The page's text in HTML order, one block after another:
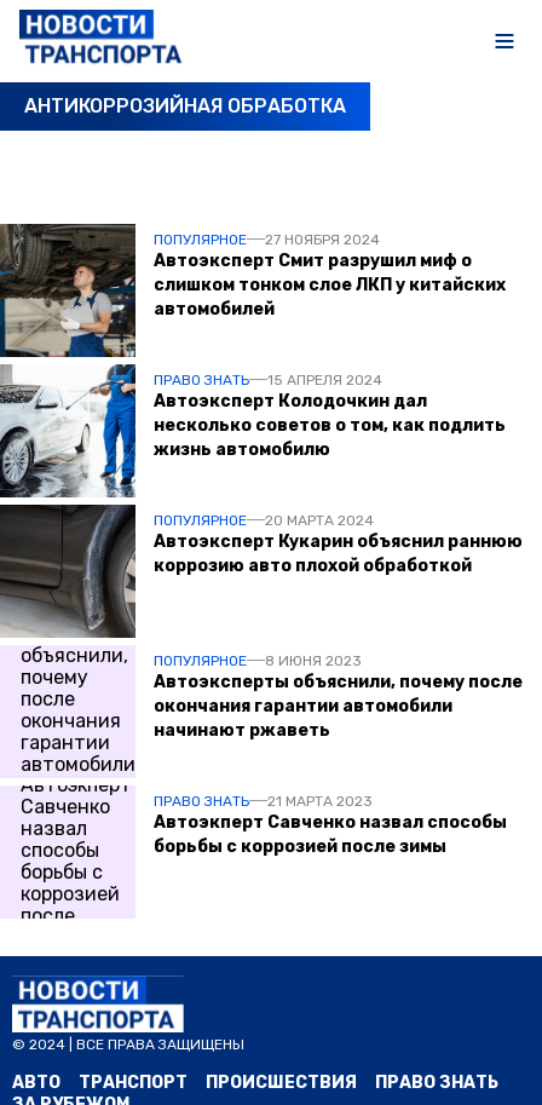
АНТИКОРРОЗИЙНАЯ ОБРАБОТКА
ПОПУЛЯРНОЕ 27 НОЯБРЯ 2024
Автоэксперт Смит разрушил миф о
слишком тонком слое ЛКП у китайских
автомобилей
ПРАВО ЗНАТЬ 15 АПРЕЛЯ 2024
Автоэксперт Колодочкин дал
несколько советов о том, как подлить
жизнь автомобилю
ПОПУЛЯРНОЕ 20 МАРТА 2024
Автоэксперт Кукарин объяснил раннюю
коррозию авто плохой обработкой
ПОПУЛЯРНОЕ 8 ИЮНЯ 2023
Автоэксперты объяснили, почему после
окончания гарантии автомобили
начинают ржаветь
ПРАВО ЗНАТЬ 21 МАРТА 2023
Автоэкперт Савченко назвал способы
борьбы с коррозией после зимы
© 2024 | ВСЕ ПРАВА ЗАЩИЩЕНЫ
АВТО ТРАНСПОРТ ПРОИСШЕСТВИЯ
ПРАВО ЗНАТЬ